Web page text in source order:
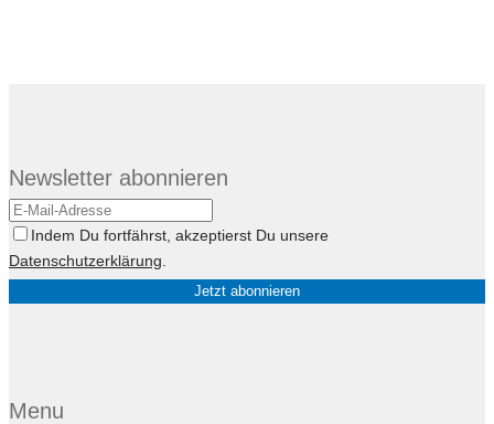
Newsletter abonnieren
Indem Du fortfährst, akzeptierst Du unsere
Datenschutzerklärung
Menu